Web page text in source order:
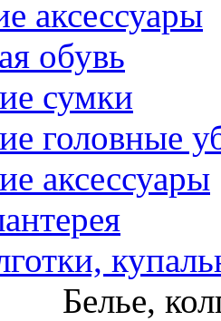
аксессуары
обувь
сумки
головные
аксессуары
Белье,